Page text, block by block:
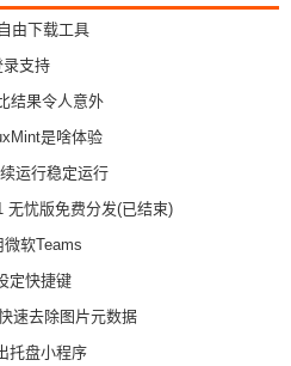
由下载工具
录支持
结果令人意外
是啥体验
运行稳定运行
无忧版免费分发(已结束)
软Teams
定快捷键
速去除图片元数据
托盘小程序